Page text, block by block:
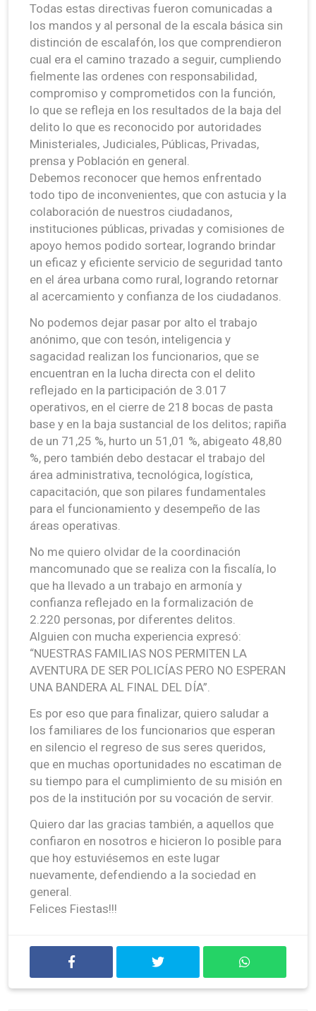
Todas estas directivas fueron comunicadas a
los mandos y al personal de la escala básica sin
distinción de escalafón, los que comprendieron
cual era el camino trazado a seguir, cumpliendo
fielmente las ordenes con responsabilidad,
compromiso y comprometidos con la función,
lo que se refleja en los resultados de la baja del
delito lo que es reconocido por autoridades
Ministeriales, Judiciales, Públicas, Privadas,
prensa y Población en general.
Debemos reconocer que hemos enfrentado
todo tipo de inconvenientes, que con astucia y la
colaboración de nuestros ciudadanos,
instituciones públicas, privadas y comisiones de
apoyo hemos podido sortear, logrando brindar
un eficaz y eficiente servicio de seguridad tanto
en el área urbana como rural, logrando retornar
al acercamiento y confianza de los ciudadanos.
No podemos dejar pasar por alto el trabajo
anónimo, que con tesón, inteligencia y
sagacidad realizan los funcionarios, que se
encuentran en la lucha directa con el delito
reflejado en la participación de 3.017
operativos, en el cierre de 218 bocas de pasta
base y en la baja sustancial de los delitos; rapiña
de un 71,25 %, hurto un 51,01 %, abigeato 48,80
%, pero también debo destacar el trabajo del
área administrativa, tecnológica, logística,
capacitación, que son pilares fundamentales
para el funcionamiento y desempeño de las
áreas operativas.
No me quiero olvidar de la coordinación
mancomunado que se realiza con la fiscalía, lo
que ha llevado a un trabajo en armonía y
confianza reflejado en la formalización de
2.220 personas, por diferentes delitos.
Alguien con mucha experiencia expresó:
“NUESTRAS FAMILIAS NOS PERMITEN LA
AVENTURA DE SER POLICÍAS PERO NO ESPERAN
UNA BANDERA AL FINAL DEL DÍA”.
Es por eso que para finalizar, quiero saludar a
los familiares de los funcionarios que esperan
en silencio el regreso de sus seres queridos,
que en muchas oportunidades no escatiman de
su tiempo para el cumplimiento de su misión en
pos de la institución por su vocación de servir.
Quiero dar las gracias también, a aquellos que
confiaron en nosotros e hicieron lo posible para
que hoy estuviésemos en este lugar
nuevamente, defendiendo a la sociedad en
general.
Felices Fiestas!!!